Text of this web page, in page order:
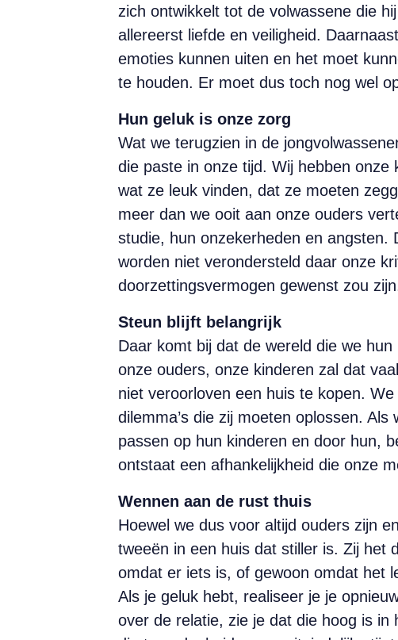
zich ontwikkelt tot de volwassene die
allereerst liefde en veiligheid.
emoties kunnen uiten en het moet
te houden. Er moet dus toch nog wel
Hun geluk is onze zorg
Wat we terugzien in de
die paste in onze tijd. Wij hebben
wat ze leuk vinden, dat ze moeten
meer dan we ooit aan onze ouders
studie, hun onzekerheden en angsten.
worden niet verondersteld daar onze
doorzettingsvermogen gewenst zou
Steun blijft belangrijk
Daar komt bij dat de wereld die we
onze ouders, onze kinderen zal dat
niet veroorloven een huis te kopen.
dilemma’s die zij moeten oplossen.
passen op hun kinderen en door hun,
ontstaat een afhankelijkheid die onze
Wennen aan de rust thuis
Hoewel we dus voor altijd ouders zijn
tweeën in een huis dat stiller is. Zij het
omdat er iets is, of gewoon omdat het
Als je geluk hebt, realiseer je je
over de relatie, zie je dat die hoog is